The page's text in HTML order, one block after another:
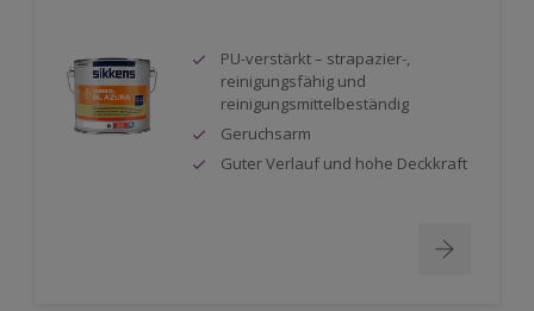
PU-verstärkt – strapazier-,
reinigungsfähig und
reinigungsmittelbeständig
Geruchsarm
Guter Verlauf und hohe Deckkraft